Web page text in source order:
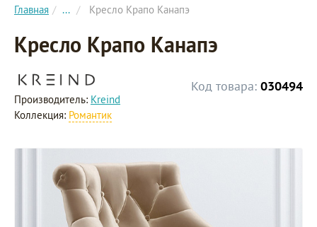
Главная ... Кресло Крапо Канапэ
Кресло Крапо Канапэ
Код товара: 030494
Производитель: Kreind
Коллекция: Романтик